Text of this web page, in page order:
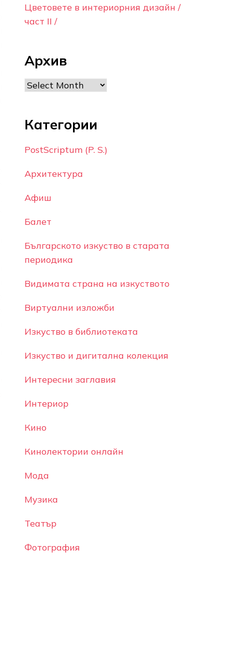
Цветовете в интериорния дизайн /
част II /
Архив
Archives
Категории
PostScriptum (P. S.)
Архитектура
Афиш
Балет
Българското изкуство в старата
периодика
Видимата страна на изкуството
Виртуални изложби
Изкуство в библиотеката
Изкуство и дигитална колекция
Интересни заглавия
Интериор
Кино
Кинолектории онлайн
Мода
Музика
Театър
Фотография